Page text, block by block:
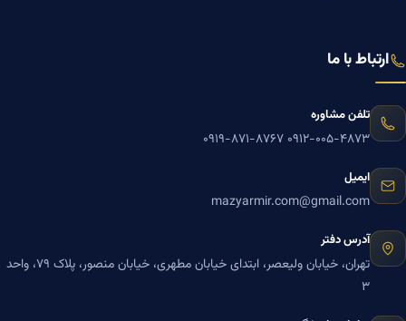
ارتباط با ما
تلفن مشاوره
۰۹۱۲-۰۰۵-۴۸۷۳ ۰۹۱۹-۸۷۱-۸۷۶۷
ایمیل
mazyarmir.com@gmail.com
آدرس دفتر
تهران، خیابان ولیعصر، ابتدای خیابان مطهری، خیابان منصور، پلاک ۷۹، واحد
۳